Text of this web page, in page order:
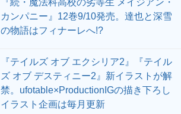
カンパニー』12巻9/10発売。達也と深雪
の物語はフィナーレへ!?
『テイルズ オブ エクシリア2』『テイル
ズ オブ デスティニー2』新イラストが解
禁。ufotable×ProductionIGの描き下ろし
イラスト企画は毎月更新